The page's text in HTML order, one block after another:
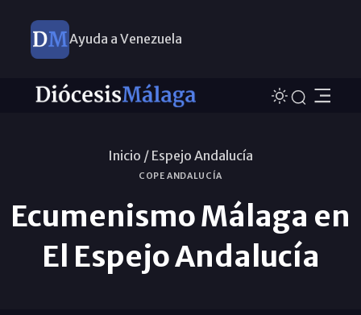
Ayuda a Venezuela
Inicio / Espejo Andalucía
COPE ANDALUCÍA
Ecumenismo Málaga en
El Espejo Andalucía